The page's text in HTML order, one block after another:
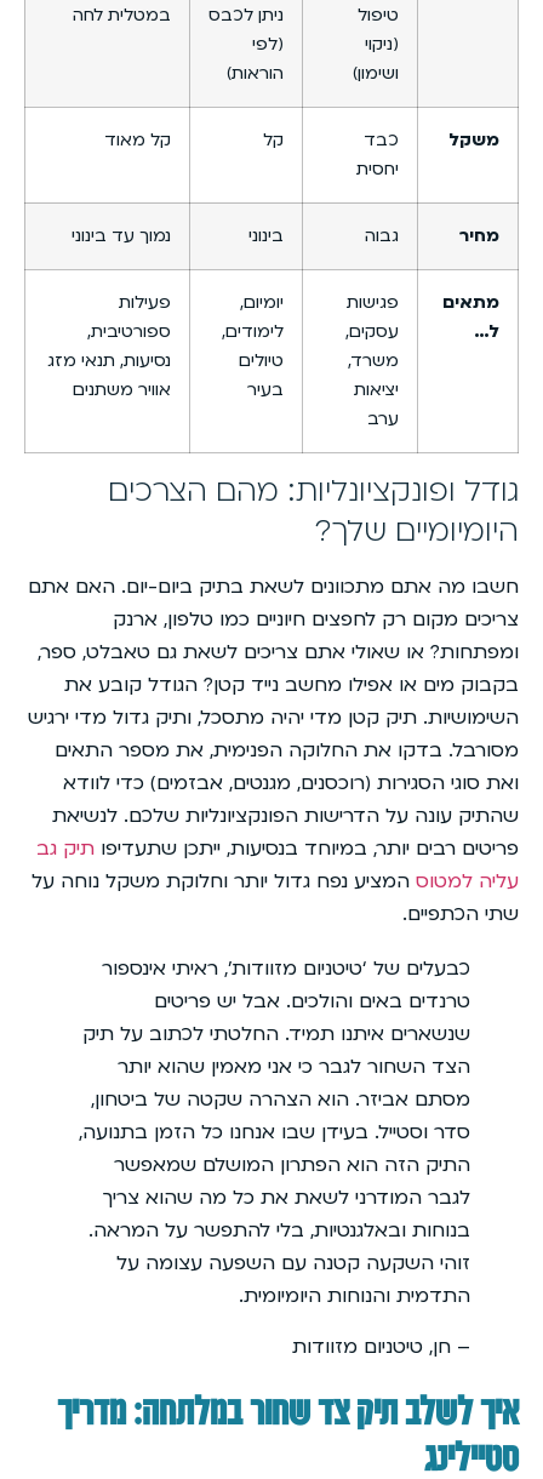
טיפול
(ניקוי
ושימון)
ניתן לכבס
(לפי
הוראות)
במטלית לחה
משקל
כבד
יחסית
קל קל מאוד
מחיר גבוה בינוני נמוך עד בינוני
מתאים
ל…
פגישות
עסקים,
משרד,
יציאות
ערב
יומיום,
לימודים,
טיולים
בעיר
פעילות
ספורטיבית,
נסיעות, תנאי מזג
אוויר משתנים
גודל ופונקציונליות: מהם הצרכים
היומיומיים שלך?
חשבו מה אתם מתכוונים לשאת בתיק ביום-יום. האם אתם
צריכים מקום רק לחפצים חיוניים כמו טלפון, ארנק
ומפתחות? או שאולי אתם צריכים לשאת גם טאבלט, ספר,
בקבוק מים או אפילו מחשב נייד קטן? הגודל קובע את
השימושיות. תיק קטן מדי יהיה מתסכל, ותיק גדול מדי ירגיש
מסורבל. בדקו את החלוקה הפנימית, את מספר התאים
ואת סוגי הסגירות (רוכסנים, מגנטים, אבזמים) כדי לוודא
שהתיק עונה על הדרישות הפונקציונליות שלכם. לנשיאת
פריטים רבים יותר, במיוחד בנסיעות, ייתכן שתעדיפו תיק גב
עליה למטוס המציע נפח גדול יותר וחלוקת משקל נוחה על
שתי הכתפיים.
כבעלים של ‘טיטניום מזוודות’, ראיתי אינספור
טרנדים באים והולכים. אבל יש פריטים
שנשארים איתנו תמיד. החלטתי לכתוב על תיק
הצד השחור לגבר כי אני מאמין שהוא יותר
מסתם אביזר. הוא הצהרה שקטה של ביטחון,
סדר וסטייל. בעידן שבו אנחנו כל הזמן בתנועה,
התיק הזה הוא הפתרון המושלם שמאפשר
לגבר המודרני לשאת את כל מה שהוא צריך
בנוחות ובאלגנטיות, בלי להתפשר על המראה.
זוהי השקעה קטנה עם השפעה עצומה על
התדמית והנוחות היומיומית.
– חן, טיטניום מזוודות
איך לשלב תיק צד שחור במלתחה: מדריך
סטיילינג